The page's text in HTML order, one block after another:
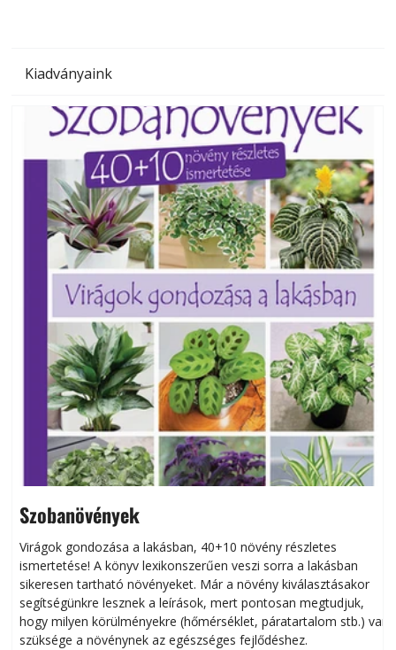
Kiadványaink
Szobanövények
Virágok gondozása a lakásban, 40+10 növény részletes
ismertetése! A könyv lexikonszerűen veszi sorra a lakásban
sikeresen tart­ha­tó növényeket. Már a növény kiválasztásakor
segítségünkre lesznek a leírások, mert pontosan megtudjuk,
hogy milyen körülményekre (hőmérséklet, páratartalom stb.) van
szüksége a növénynek az egészséges fejlődéshez.